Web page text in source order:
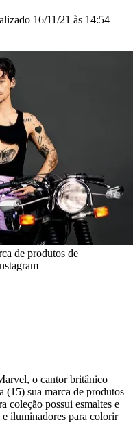
16/11/21 às 14:54
de produtos de
o cantor britânico
(15) sua marca de produtos
coleção possui esmaltes e
iluminadores para colorir